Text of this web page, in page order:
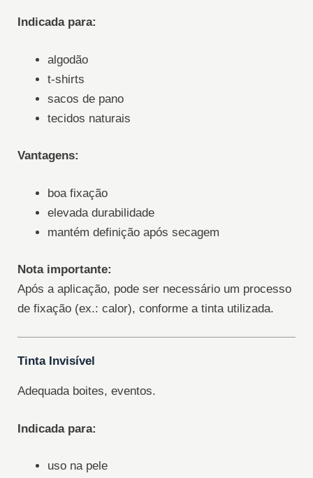
Indicada para:
algodão
t-shirts
sacos de pano
tecidos naturais
Vantagens:
boa fixação
elevada durabilidade
mantém definição após secagem
Nota importante:
Após a aplicação, pode ser necessário um processo
de fixação (ex.: calor), conforme a tinta utilizada.
Tinta Invisível
Adequada boites, eventos.
Indicada para:
uso na pele